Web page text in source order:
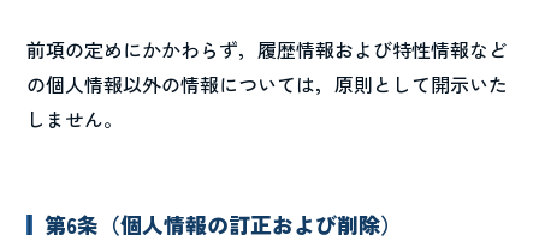
前項の定めにかかわらず，履歴情報および特性情報など
の個人情報以外の情報については，原則として開示いた
しません。
第6条（個人情報の訂正および削除）